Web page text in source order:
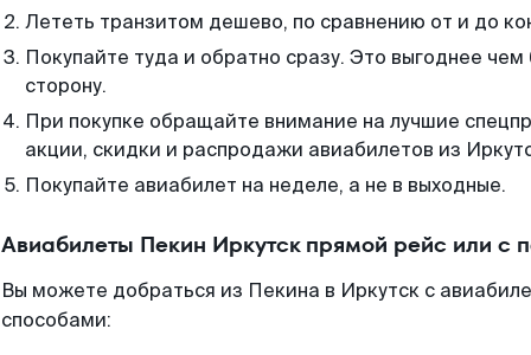
Лететь транзитом дешево, по сравнению от и до
Покупайте туда и обратно сразу. Это выгоднее
сторону.
При покупке обращайте внимание на лучшие
акции, скидки и распродажи авиабилетов из
Покупайте авиабилет на неделе, а не в выходные.
Авиабилеты Пекин Иркутск прямой рейс или с
Вы можете добраться из Пекина в Иркутск с
способами: